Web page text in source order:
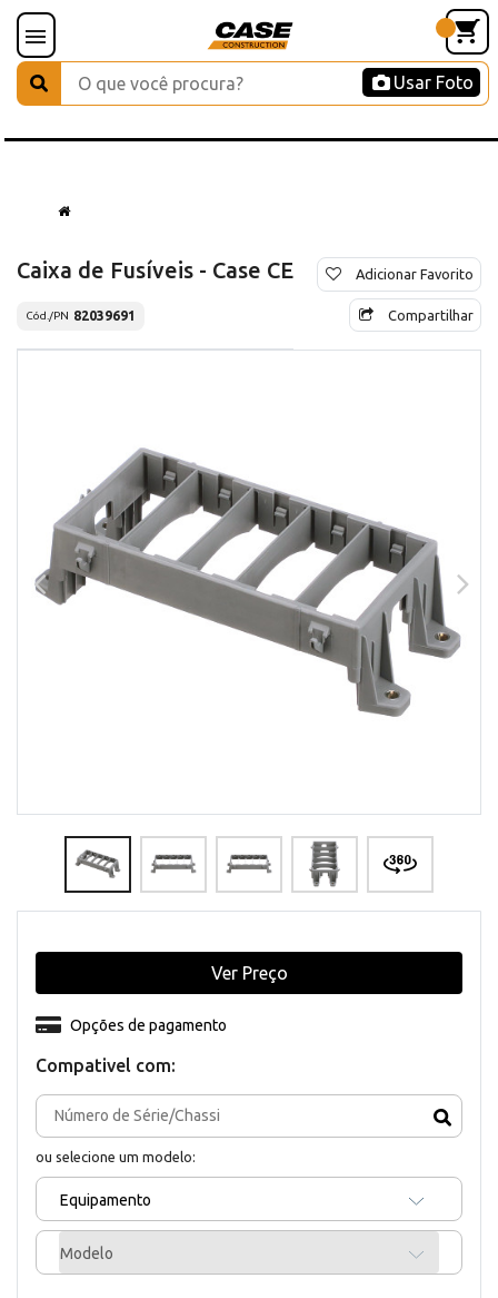
Usar Foto
Caixa de Fusíveis - Case CE
Cód./PN 82039691
Adicionar Favorito
Compartilhar
Compativel com:
ou selecione um modelo:
Equipamento
Modelo
Opções de pagamento
Ver Preço